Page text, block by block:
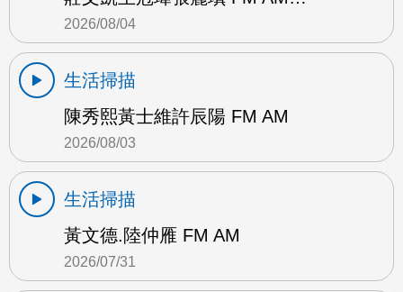
2026/08/04
生活掃描
陳秀熙黃士維許辰陽 FM AM
2026/08/03
生活掃描
黃文德.陸仲雁 FM AM
2026/07/31